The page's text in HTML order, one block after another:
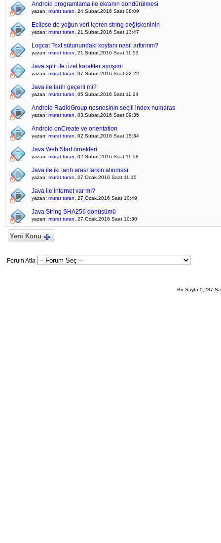
Android programlama ile ekranın döndürülmesi
yazan: murat turan , 24.Subat.2016 Saat 08:09
Eclipse de yoğun veri içeren string değişkeninin
yazan: murat turan , 21.Subat.2016 Saat 13:47
Logcat Text sütunundaki koytanı nasıl arttırırım?
yazan: murat turan , 21.Subat.2016 Saat 11:53
Java split ile özel karakter ayrışımı
yazan: murat turan , 07.Subat.2016 Saat 22:22
Java ile tarih geçerli mi?
yazan: murat turan , 05.Subat.2016 Saat 11:24
Android RadioGroup nesnesinin seçili index numaras
yazan: murat turan , 03.Subat.2016 Saat 09:35
Android onCreate ve orientation
yazan: murat turan , 02.Subat.2016 Saat 15:34
Java Web Start örnekleri
yazan: murat turan , 02.Subat.2016 Saat 11:58
Java ile iki tarih arası farkın alınması
yazan: murat turan , 27.Ocak.2016 Saat 11:15
Java ile internet var mı?
yazan: murat turan , 27.Ocak.2016 Saat 10:49
Java String SHA256 dönüşümü
yazan: murat turan , 27.Ocak.2016 Saat 10:30
Yeni Konu
Forum Atla
Bu Sayfa 0,287